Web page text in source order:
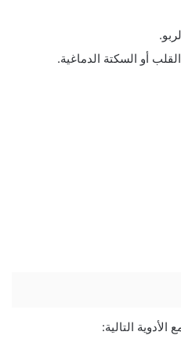
أو السكتة الدماغية.
التالية: